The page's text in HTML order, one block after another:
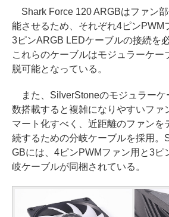
Shark Force 120 ARGBはファン
能させるため、それぞれ4ピンPWM
3ピンARGB LEDケーブルの接続を
これらのケーブルはモジュラーケー
脱可能となっている。
また、SilverStoneのモジュラーケ
数搭載すると複雑になりやすいファ
マート化すべく、近距離のファンを
続するための分岐ケーブルを採用。
GBには、4ピンPWMファン用と3ピ
岐ケーブルが同梱されている。